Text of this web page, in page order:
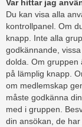
Var hittar jag
Du kan visa alla
kontrollpanel. Om
knapp. Inte alla
godkännande,
dolda. Om gruppen
på lämplig knapp.
om medlemskap
måste godkänna
med i gruppen.
din ansökan, de